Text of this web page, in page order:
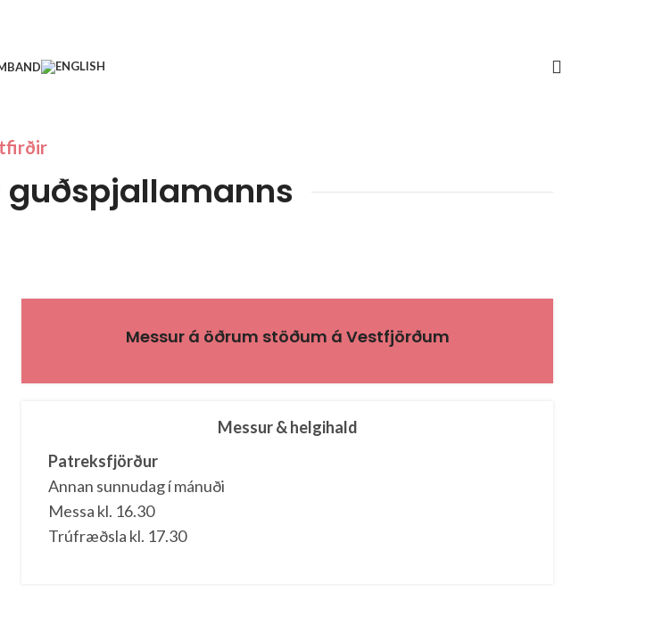
guðspjallamanns
Messur á öðrum stöðum á Vestfjörðum
Messur & helgihald
Patreksfjörður
Annan sunnudag í mánuði
Messa kl. 16.30
Trúfræðsla kl. 17.30